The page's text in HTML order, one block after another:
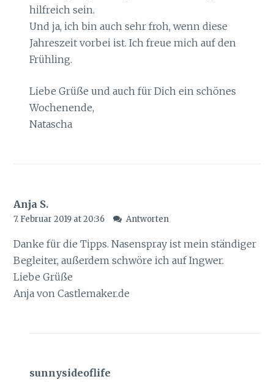
hilfreich sein.
Und ja, ich bin auch sehr froh, wenn diese
Jahreszeit vorbei ist. Ich freue mich auf den
Frühling.
Liebe Grüße und auch für Dich ein schönes
Wochenende,
Natascha
Anja S.
7. Februar 2019 at 20:36 Antworten
Danke für die Tipps. Nasenspray ist mein ständiger
Begleiter, außerdem schwöre ich auf Ingwer.
Liebe Grüße
Anja von Castlemaker.de
sunnysideoflife